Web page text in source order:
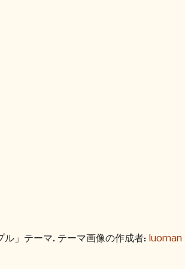
ル」テーマ. テーマ画像の作成者: luoman